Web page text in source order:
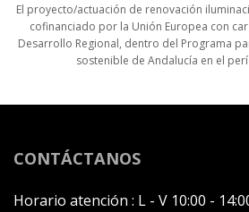
El proyecto/actuación de renovación
cofinanciado por la Unión Europea con
Desarrollo Regional, dentro del Programa
sostenible de Andalucía en el
CONTÁCTANOS
Horario atención : L - V 10:00 -